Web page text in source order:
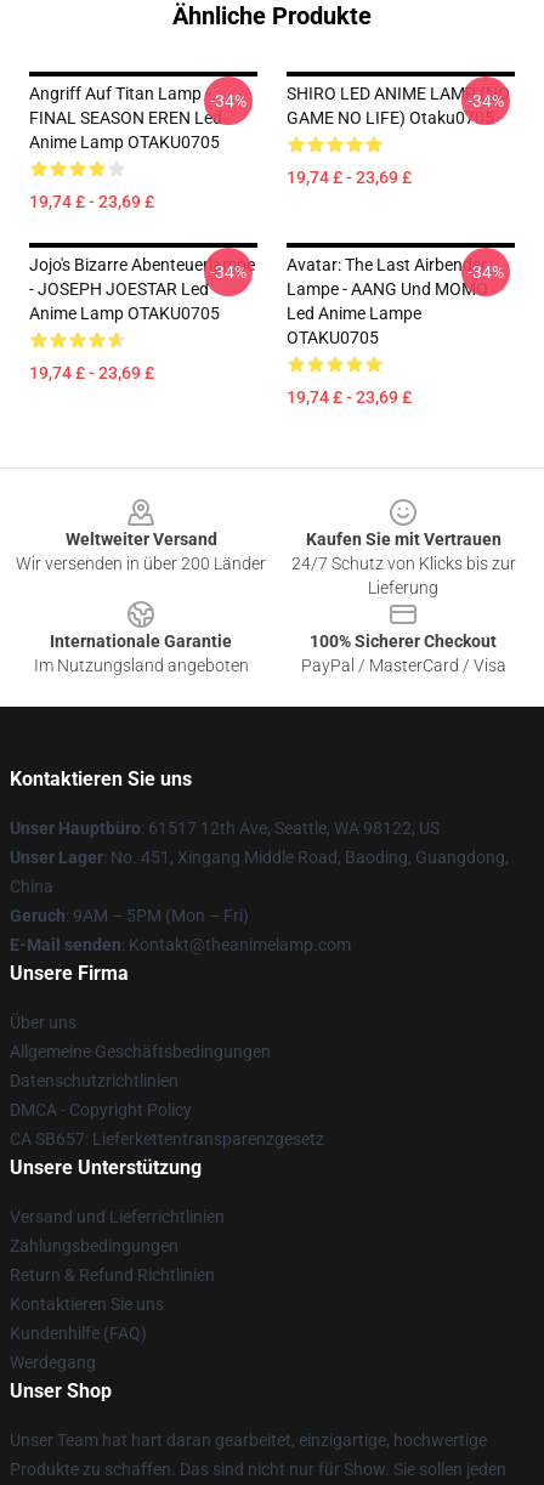
Ähnliche Produkte
Angriff Auf Titan Lamp -
FINAL SEASON EREN Led
Anime Lamp OTAKU0705
19,74 £ - 23,69 £
-34%
SHIRO LED ANIME LAMP (NO
GAME NO LIFE) Otaku0705
19,74 £ - 23,69 £
-34%
Jojo's Bizarre Abenteuerlampe
- JOSEPH JOESTAR Led
Anime Lamp OTAKU0705
19,74 £ - 23,69 £
-34%
Avatar: The Last Airbender
Lampe - AANG Und MOMO
Led Anime Lampe
OTAKU0705
19,74 £ - 23,69 £
-34%
Weltweiter Versand
Wir versenden in über 200 Länder
Kaufen Sie mit Vertrauen
24/7 Schutz von Klicks bis zur
Lieferung
Internationale Garantie
Im Nutzungsland angeboten
100% Sicherer Checkout
PayPal / MasterCard / Visa
Kontaktieren Sie uns
Unser Hauptbüro: 61517 12th Ave, Seattle, WA 98122, US
Unser Lager: No. 451, Xingang Middle Road, Baoding, Guangdong,
China
Geruch: 9AM – 5PM (Mon – Fri)
E-Mail senden: Kontakt@theanimelamp.com
Unsere Firma
Über uns
Allgemeine Geschäftsbedingungen
Datenschutzrichtlinien
DMCA - Copyright Policy
CA SB657: Lieferkettentransparenzgesetz
Unsere Unterstützung
Versand und Lieferrichtlinien
Zahlungsbedingungen
Return & Refund Richtlinien
Kontaktieren Sie uns
Kundenhilfe (FAQ)
Werdegang
Unser Shop
Unser Team hat hart daran gearbeitet, einzigartige, hochwertige
Produkte zu schaffen. Das sind nicht nur für Show. Sie sollen jeden